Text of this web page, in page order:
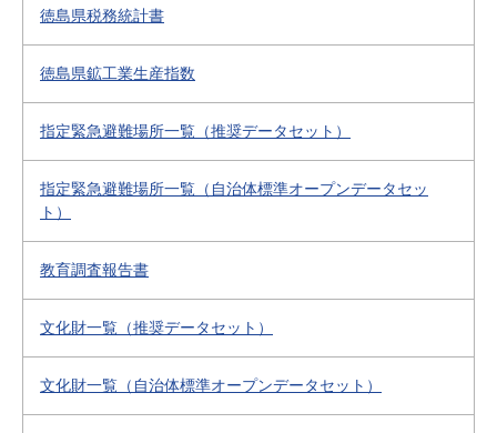
徳島県税務統計書
徳島県鉱工業生産指数
指定緊急避難場所一覧（推奨データセット）
指定緊急避難場所一覧（自治体標準オープンデータセッ
ト）
教育調査報告書
文化財一覧（推奨データセット）
文化財一覧（自治体標準オープンデータセット）